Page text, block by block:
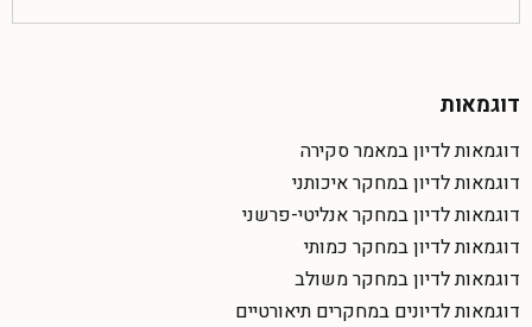
דוגמאות
דוגמאות לדיון במאמר סקירה
דוגמאות לדיון במחקר איכותני
דוגמאות לדיון במחקר אנליטי-פרשני
דוגמאות לדיון במחקר כמותי
דוגמאות לדיון במחקר משולב
דוגמאות לדיונים במחקרים תיאורטיים